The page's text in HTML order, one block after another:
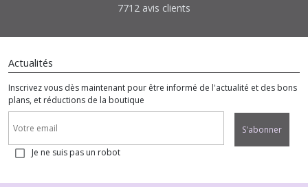
7712 avis clients
Actualités
Inscrivez vous dès maintenant pour être informé de l'actualité et des bons
plans, et réductions de la boutique
S'abonner
Je ne suis pas un robot